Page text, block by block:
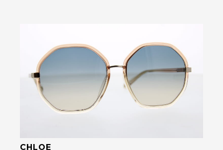
Bekijk deze bril
CHLOE